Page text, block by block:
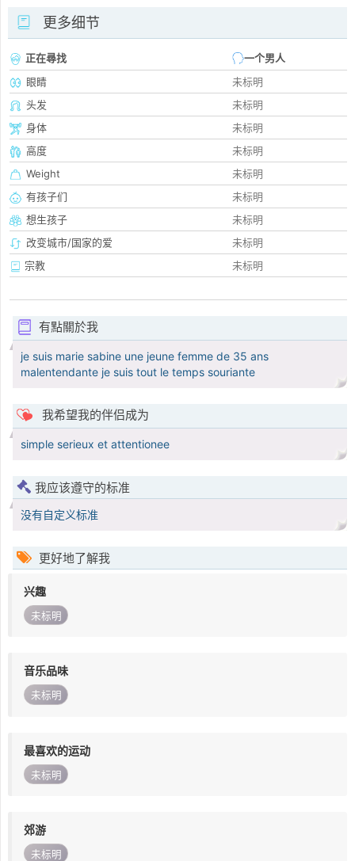
更多细节
正在尋找
一个男人
眼睛
未标明
头发
未标明
身体
未标明
高度
未标明
Weight
未标明
有孩子们
未标明
想生孩子
未标明
改变城市/国家的爱
未标明
宗教
未标明
有點關於我
je suis marie sabine une jeune femme de 35 ans
malentendante je suis tout le temps souriante
我希望我的伴侣成为
simple serieux et attentionee
我应该遵守的标准
没有自定义标准
更好地了解我
兴趣
未标明
音乐品味
未标明
最喜欢的运动
未标明
郊游
未标明